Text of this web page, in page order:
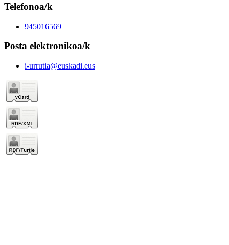
Telefonoa/k
945016569
Posta elektronikoa/k
i-urrutia@euskadi.eus